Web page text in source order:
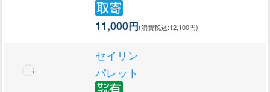
11,000円(消費税込:12,100円)
セイリン
パレット